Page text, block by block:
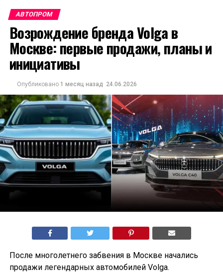
АВТОПРОМ
Возрождение бренда Volga в
Москве: первые продажи, планы и
инициативы
Опубликовано 1 месяц назад 24.06.2026
После многолетнего забвения в Москве начались
продажи легендарных автомобилей Volga.